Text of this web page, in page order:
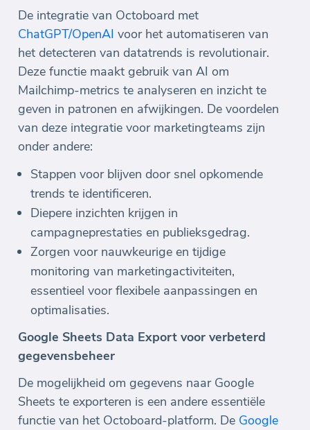
De integratie van Octoboard met
ChatGPT/OpenAI voor het automatiseren van
het detecteren van datatrends is revolutionair.
Deze functie maakt gebruik van AI om
Mailchimp-metrics te analyseren en inzicht te
geven in patronen en afwijkingen. De voordelen
van deze integratie voor marketingteams zijn
onder andere:
Stappen voor blijven door snel opkomende
trends te identificeren.
Diepere inzichten krijgen in
campagneprestaties en publieksgedrag.
Zorgen voor nauwkeurige en tijdige
monitoring van marketingactiviteiten,
essentieel voor flexibele aanpassingen en
optimalisaties.
Google Sheets Data Export voor verbeterd
gegevensbeheer
De mogelijkheid om gegevens naar Google
Sheets te exporteren is een andere essentiële
functie van het Octoboard-platform. De Google